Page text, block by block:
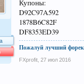
Купоны:
D92C97A592
1878B6C82F
DF8353ED39
Пожалуй лучший
FXprofit 27 июл 2016